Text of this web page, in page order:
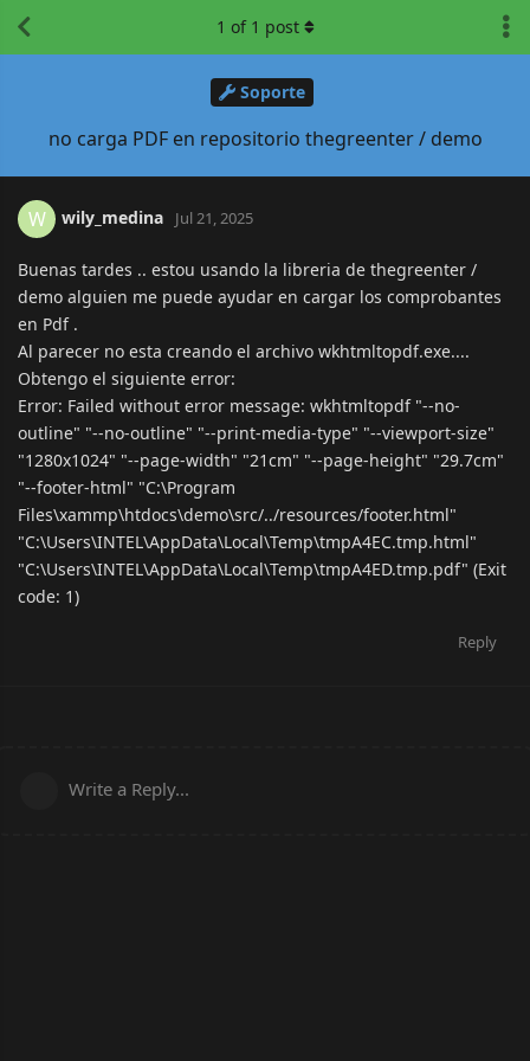
Soporte
no carga PDF en repositorio thegreenter / demo
1 of 1 post
W wily_medina Jul 21, 2025
Buenas tardes .. estou usando la libreria de thegreenter /
demo alguien me puede ayudar en cargar los comprobantes
en Pdf .
Al parecer no esta creando el archivo wkhtmltopdf.exe....
Obtengo el siguiente error:
Error: Failed without error message: wkhtmltopdf "--no-
outline" "--no-outline" "--print-media-type" "--viewport-size"
"1280x1024" "--page-width" "21cm" "--page-height" "29.7cm"
"--footer-html" "C:\Program
Files\xammp\htdocs\demo\src/../resources/footer.html"
"C:\Users\INTEL\AppData\Local\Temp\tmpA4EC.tmp.html"
"C:\Users\INTEL\AppData\Local\Temp\tmpA4ED.tmp.pdf" (Exit
code: 1)
Reply
Write a Reply...